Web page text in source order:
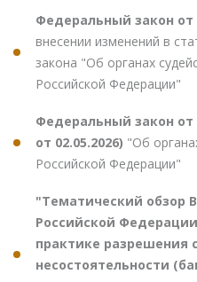
Федеральный закон от
внесении изменений в
закона "Об органах
Российской Федерации"
Федеральный закон от
от 02.05.2026) "Об
Российской Федерации"
"Тематический обзор
Российской
практике разрешения
несостоятельности